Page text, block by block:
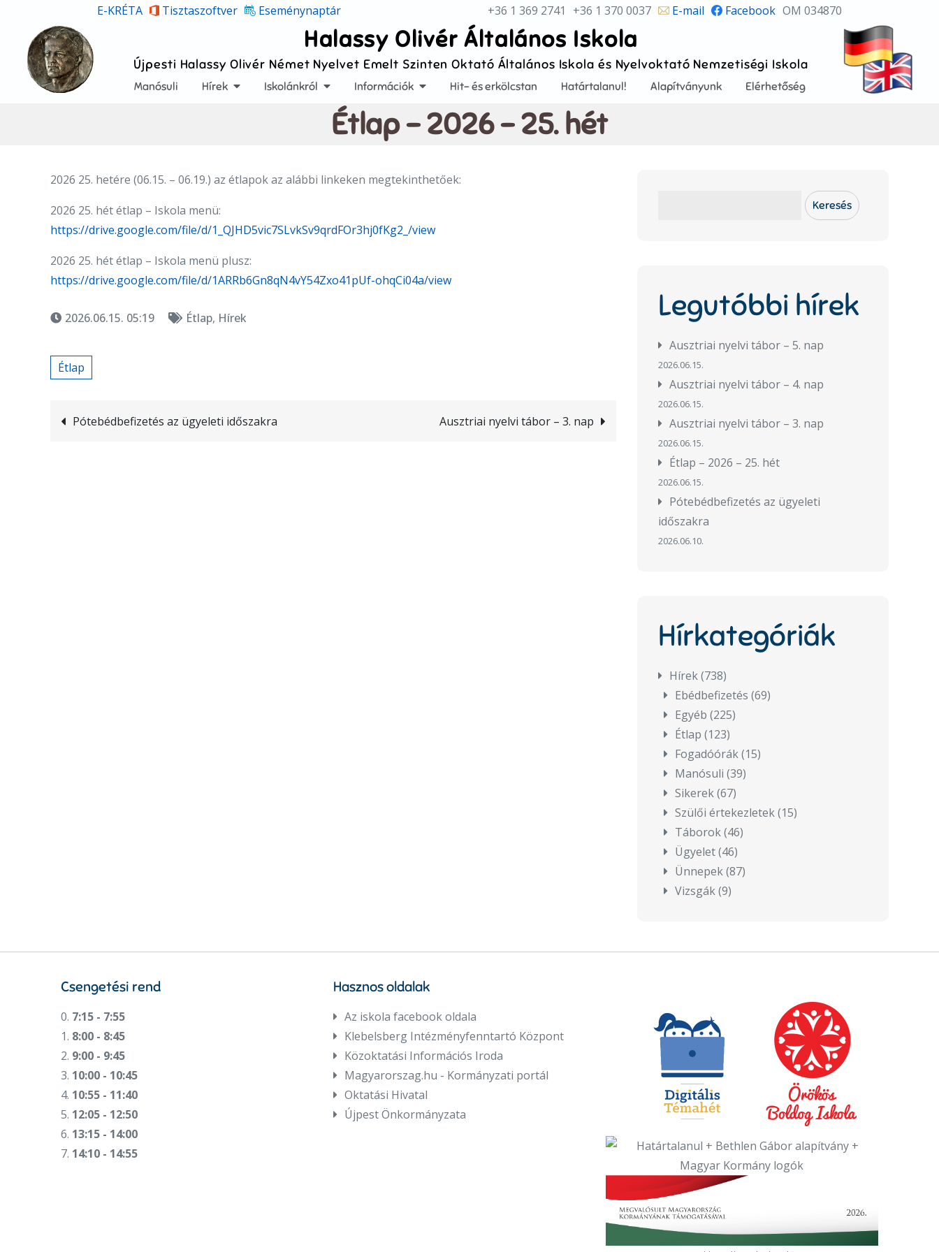
content
E-KRÉTA Tisztaszoftver Eseménynaptár +36 1 369 2741 +36 1 370 0037 E-mail Facebook OM 034870
Halassy Olivér Általános Iskola
Újpesti Halassy Olivér Német Nyelvet Emelt Szinten Oktató Általános Iskola és Nyelvoktató Nemzetiségi Iskola
Manósuli Hírek Iskolánkról Információk Hit- és erkölcstan Határtalanul! Alapítványunk Elérhetőség
Étlap – 2026 – 25. hét
2026 25. hetére (06.15. – 06.19.) az étlapok az alábbi linkeken megtekinthetőek:
2026 25. hét étlap – Iskola menü:
https://drive.google.com/file/d/1_QJHD5vic7SLvkSv9qrdFOr3hj0fKg2_/view
2026 25. hét étlap – Iskola menü plusz:
https://drive.google.com/file/d/1ARRb6Gn8qN4vY54Zxo41pUf-ohqCi04a/view
2026.06.15. 05:19 Étlap, Hírek
Étlap
Bejegyzés
Pótebédbefizetés az ügyeleti időszakra Ausztriai nyelvi tábor – 3. nap
Keresés
Legutóbbi hírek
Ausztriai nyelvi tábor – 5. nap
2026.06.15.
Ausztriai nyelvi tábor – 4. nap
2026.06.15.
Ausztriai nyelvi tábor – 3. nap
2026.06.15.
Étlap – 2026 – 25. hét
2026.06.15.
Pótebédbefizetés az ügyeleti
időszakra
2026.06.10.
Hírkategóriák
Hírek(738)
Ebédbefizetés (69)
Egyéb (225)
Étlap (123)
Fogadóórák(15)
Manósuli (39)
Sikerek(67)
Szülői értekezletek(15)
Táborok(46)
Ügyelet(46)
Ünnepek(87)
Vizsgák(9)
Csengetési rend
0. 7:15 - 7:55
1. 8:00 - 8:45
2. 9:00 - 9:45
3. 10:00 - 10:45
4. 10:55 - 11:40
5. 12:05 - 12:50
6. 13:15 - 14:00
7. 14:10 - 14:55
Hasznos oldalak
Az iskola facebook oldala
Klebelsberg Intézményfenntartó Központ
Közoktatási Információs Iroda
Magyarorszag.hu - Kormányzati portál
Oktatási Hivatal
Újpest Önkormányzata